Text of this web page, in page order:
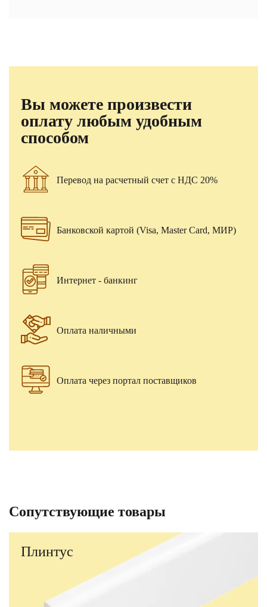
Вы можете произвести
оплату любым удобным
способом
Перевод на расчетный счет с НДС 20%
Банковской картой (Visa, Master Card, МИР)
Интернет - банкинг
Оплата наличными
Оплата через портал поставщиков
Сопутствующие товары
Плинтус